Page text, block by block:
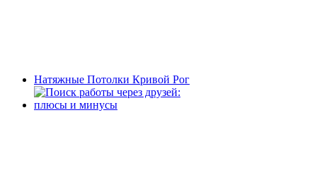
Натяжные Потолки Кривой Рог